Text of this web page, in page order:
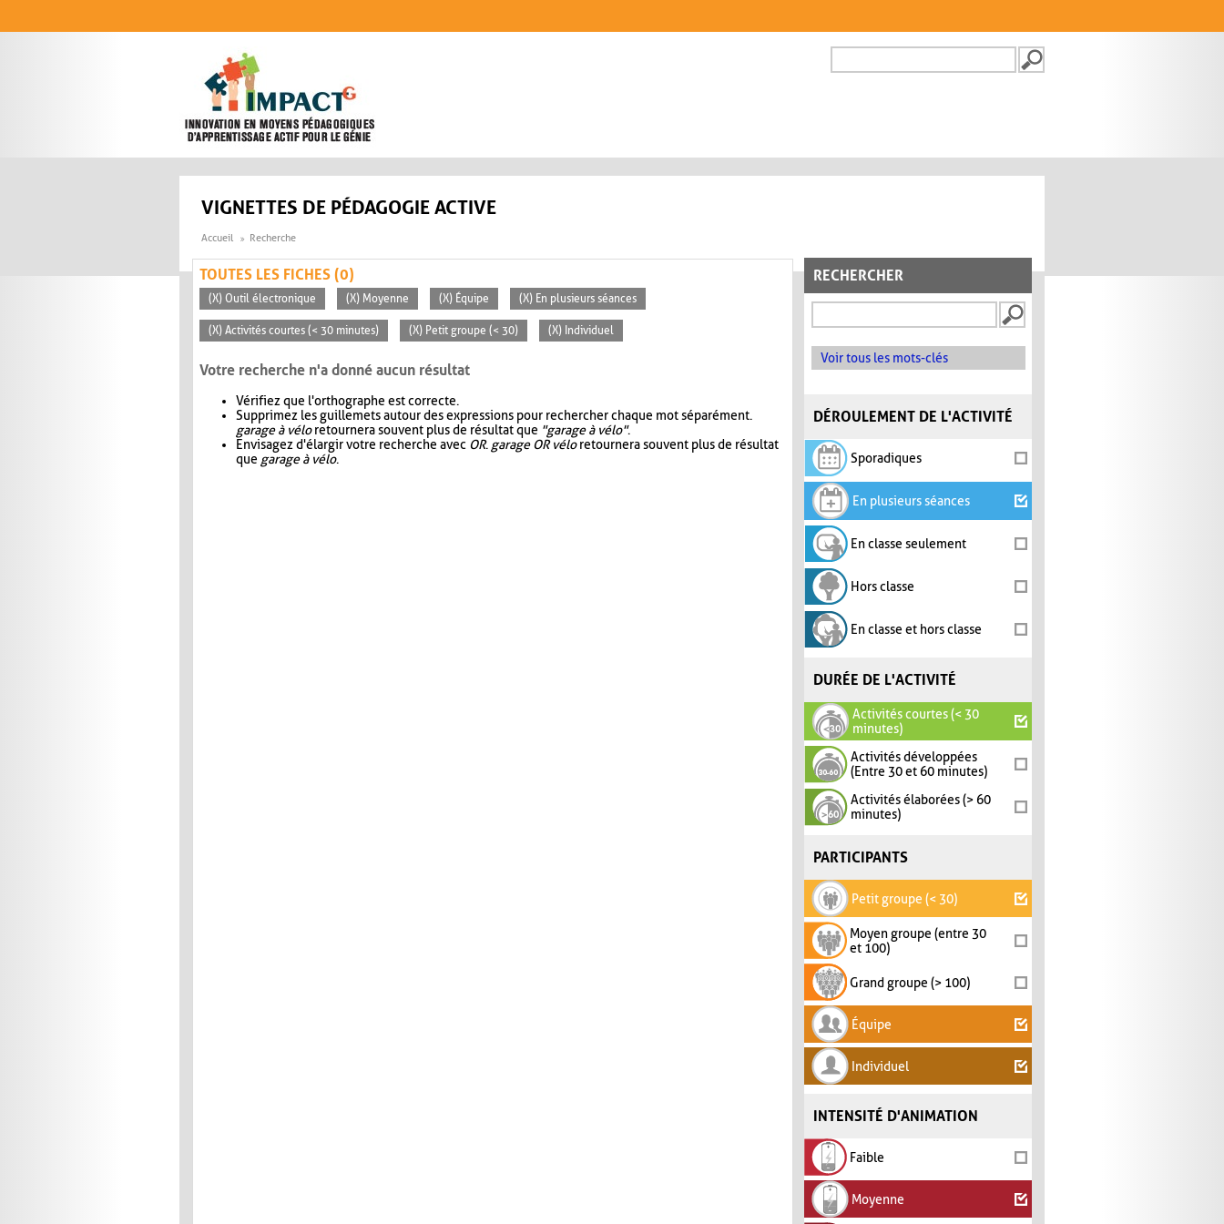
FORMULAIRE DE
VIGNETTES DE PÉDAGOGIE ACTIVE
Accueil Recherche
RECHERCHER
Voir tous les mots-clés
DÉROULEMENT DE L'ACTIVITÉ
Sporadiques
En plusieurs séances
En classe seulement
Hors classe
En classe et hors classe
DURÉE DE L'ACTIVITÉ
Activités courtes (< 30
minutes)
Activités développées
(Entre 30 et 60 minutes)
Activités élaborées (> 60
minutes)
PARTICIPANTS
Petit groupe (< 30)
Moyen groupe (entre 30
et 100)
Grand groupe (> 100)
Équipe
Individuel
INTENSITÉ D'ANIMATION
Faible
Moyenne
TOUTES LES FICHES (0)
(X) Outil électronique (X) Moyenne (X) Équipe (X) En plusieurs séances
(X) Activités courtes (< 30 minutes) (X) Petit groupe (< 30) (X) Individuel
Votre recherche n'a donné aucun résultat
Vérifiez que l'orthographe est correcte.
Supprimez les guillemets autour des expressions pour rechercher chaque mot séparément.
garage à véloretournera souvent plus de résultat que "garage à vélo".
Envisagez d'élargir votre recherche avec OR. garage OR véloretournera souvent plus de résultat
que garage à vélo.